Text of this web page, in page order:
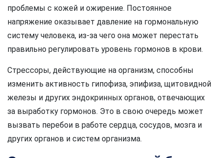
проблемы с кожей и ожирение. Постоянное
напряжение оказывает давление на гормональную
систему человека, из-за чего она может перестать
правильно регулировать уровень гормонов в крови.
Стрессоры, действующие на организм, способны
изменить активность гипофиза, эпифиза, щитовидной
железы и других эндокринных органов, отвечающих
за выработку гормонов. Это в свою очередь может
вызвать перебои в работе сердца, сосудов, мозга и
других органов и систем организма.